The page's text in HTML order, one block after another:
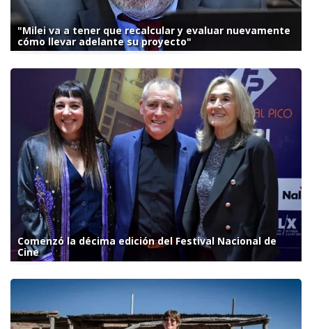
"Milei va a tener que recalcular y evaluar nuevamente
cómo llevar adelante su proyecto"
Comenzó la décima edición del Festival Nacional de
Cine